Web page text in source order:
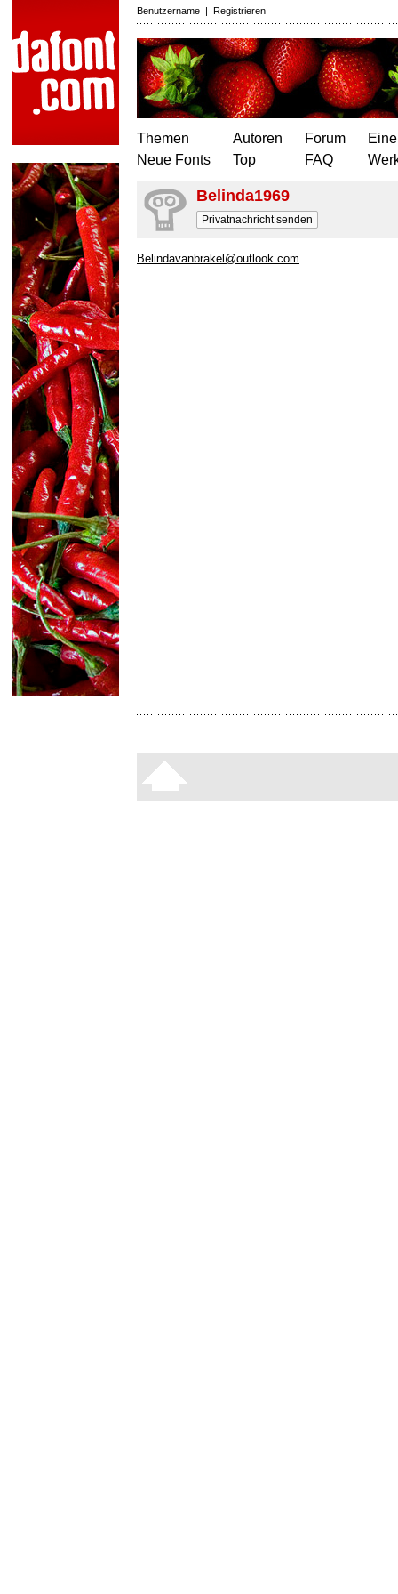
Benutzername | Registrieren
Themen
Neue Fonts
Autoren
Top
Forum
FAQ
Belinda1969
Privatnachricht senden
Belindavanbrakel@outlook.com